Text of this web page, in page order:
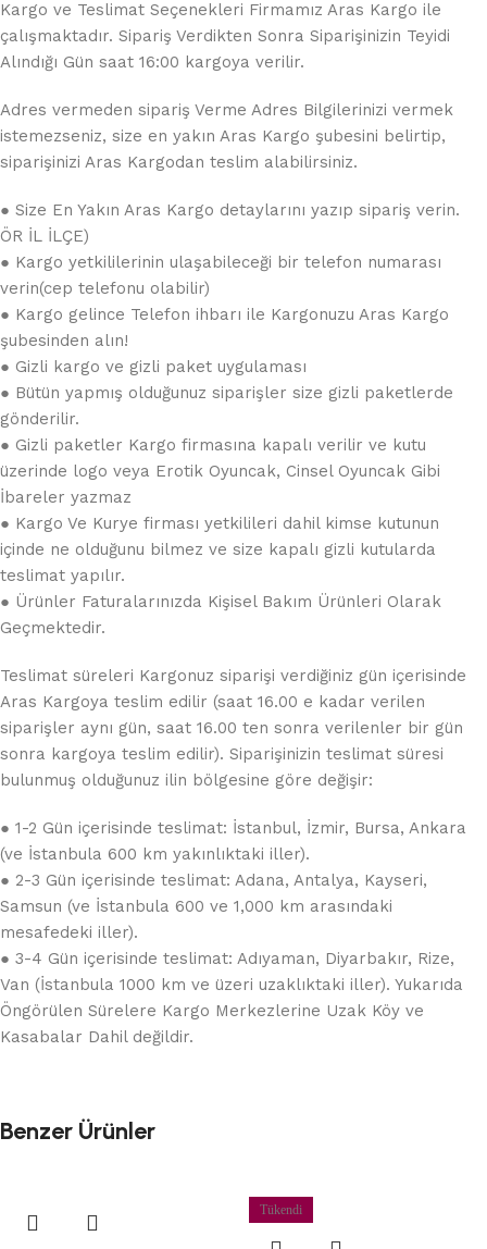
Kargo ve Teslimat Seçenekleri Firmamız Aras Kargo ile
çalışmaktadır. Sipariş Verdikten Sonra Siparişinizin Teyidi
Alındığı Gün saat 16:00 kargoya verilir.
Adres vermeden sipariş Verme Adres Bilgilerinizi vermek
istemezseniz, size en yakın Aras Kargo şubesini belirtip,
siparişinizi Aras Kargodan teslim alabilirsiniz.
● Size En Yakın Aras Kargo detaylarını yazıp sipariş verin.
ÖR İL İLÇE)
● Kargo yetkililerinin ulaşabileceği bir telefon numarası
verin(cep telefonu olabilir)
● Kargo gelince Telefon ihbarı ile Kargonuzu Aras Kargo
şubesinden alın!
● Gizli kargo ve gizli paket uygulaması
● Bütün yapmış olduğunuz siparişler size gizli paketlerde
gönderilir.
● Gizli paketler Kargo firmasına kapalı verilir ve kutu
üzerinde logo veya Erotik Oyuncak, Cinsel Oyuncak Gibi
İbareler yazmaz
● Kargo Ve Kurye firması yetkilileri dahil kimse kutunun
içinde ne olduğunu bilmez ve size kapalı gizli kutularda
teslimat yapılır.
● Ürünler Faturalarınızda Kişisel Bakım Ürünleri Olarak
Geçmektedir.
Teslimat süreleri Kargonuz siparişi verdiğiniz gün içerisinde
Aras Kargoya teslim edilir (saat 16.00 e kadar verilen
siparişler aynı gün, saat 16.00 ten sonra verilenler bir gün
sonra kargoya teslim edilir). Siparişinizin teslimat süresi
bulunmuş olduğunuz ilin bölgesine göre değişir:
● 1-2 Gün içerisinde teslimat: İstanbul, İzmir, Bursa, Ankara
(ve İstanbula 600 km yakınlıktaki iller).
● 2-3 Gün içerisinde teslimat: Adana, Antalya, Kayseri,
Samsun (ve İstanbula 600 ve 1,000 km arasındaki
mesafedeki iller).
● 3-4 Gün içerisinde teslimat: Adıyaman, Diyarbakır, Rize,
Van (İstanbula 1000 km ve üzeri uzaklıktaki iller). Yukarıda
Öngörülen Sürelere Kargo Merkezlerine Uzak Köy ve
Kasabalar Dahil değildir.
Benzer Ürünler
Tükendi